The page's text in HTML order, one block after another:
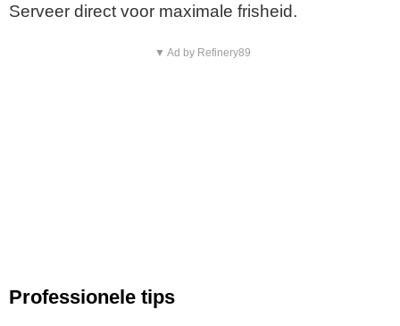
Serveer direct voor maximale frisheid.
▼ Ad by Refinery89
Professionele tips